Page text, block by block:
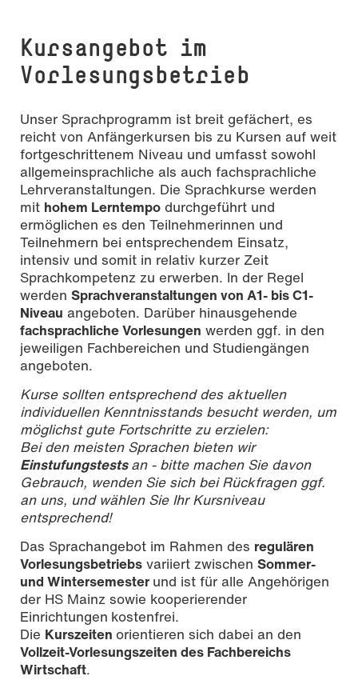
Kursangebot im
Vorlesungsbetrieb
Unser Sprachprogramm ist breit gefächert, es
reicht von Anfängerkursen bis zu Kursen auf weit
fortgeschrittenem Niveau und umfasst sowohl
allgemeinsprachliche als auch fachsprachliche
Lehrveranstaltungen. Die Sprachkurse werden
mit hohem Lerntempo durchgeführt und
ermöglichen es den Teilnehmerinnen und
Teilnehmern bei entsprechendem Einsatz,
intensiv und somit in relativ kurzer Zeit
Sprachkompetenz zu erwerben. In der Regel
werden Sprachveranstaltungen von A1- bis C1-
Niveau angeboten. Darüber hinausgehende
fachsprachliche Vorlesungen werden ggf. in den
jeweiligen Fachbereichen und Studiengängen
angeboten.
Kurse sollten entsprechend des aktuellen
individuellen Kenntnisstands besucht werden, um
möglichst gute Fortschritte zu erzielen:
Bei den meisten Sprachen bieten wir
Einstufungstestsan - bitte machen Sie davon
Gebrauch, wenden Sie sich bei Rückfragen ggf.
an uns, und wählen Sie Ihr Kursniveau
entsprechend!
Das Sprachangebot im Rahmen des regulären
Vorlesungsbetriebs variiert zwischen Sommer-
und Wintersemester und ist für alle Angehörigen
der HS Mainz sowie kooperierender
Einrichtungen kostenfrei.
Die Kurszeiten orientieren sich dabei an den
Vollzeit-Vorlesungszeiten des Fachbereichs
Wirtschaft.